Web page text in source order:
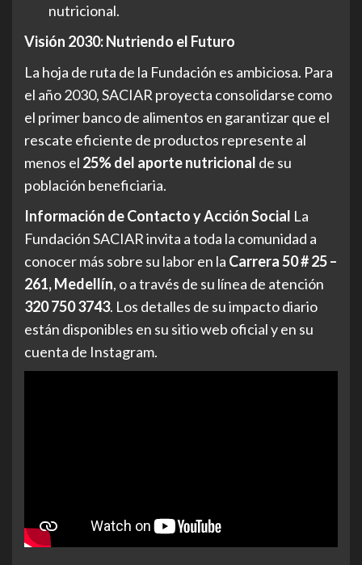
nutricional.
Visión 2030: Nutriendo el Futuro
La hoja de ruta de la Fundación es ambiciosa. Para
el año 2030, SACIAR proyecta consolidarse como
el primer banco de alimentos en garantizar que el
rescate eficiente de productos represente al
menos el 25% del aporte nutricional de su
población beneficiaria.
Información de Contacto y Acción Social La
Fundación SACIAR invita a toda la comunidad a
conocer más sobre su labor en la Carrera 50 # 25 –
261, Medellín, o a través de su línea de atención
320 750 3743. Los detalles de su impacto diario
están disponibles en su sitio web oficial y en su
cuenta de Instagram.